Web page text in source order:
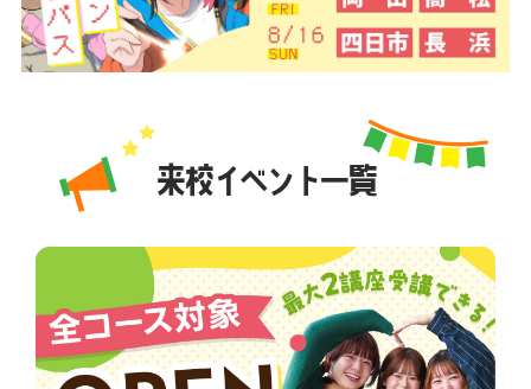
来校イベント一覧